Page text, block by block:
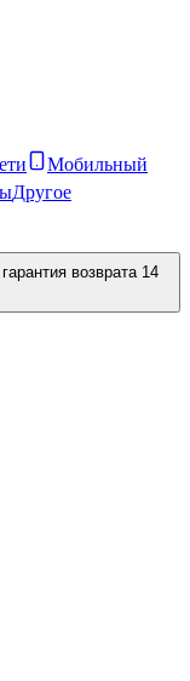
Мобильный
Другое
возврата 14